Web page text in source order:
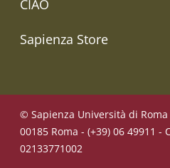
CIAO
Sapienza Store
© Sapienza Università di
00185 Roma - (+39) 06 49911 -
02133771002